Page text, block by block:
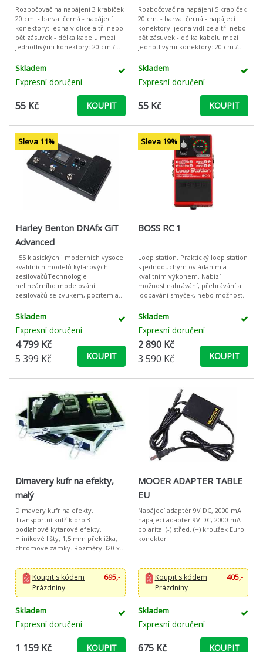
Rozbočovač na napájení 3 krabiček
20 cm. - barva: černá - napájecí
konektory: jedna vidlice a tři nebo
pět zásuvek - délka kabelu mezi
jednotlivými konektory: 20 cm /
Skladem
Expresní doručení
55 Kč KOUPIT
Rozbočovač na napájení 5 krabiček
20 cm. - barva: černá - napájecí
konektory: jedna vidlice a tři nebo
pět zásuvek - délka kabelu mezi
jednotlivými konektory: 20 cm /
Skladem
Expresní doručení
55 Kč KOUPIT
Sleva 11%
Harley Benton DNAfx GiT
Advanced
. 55 klasických i moderních vysoce
kvalitních modelů kytarových
zesilovačůTechnologie
nelineárního modelování
zesilovačů se zvukem, pocitem a
zesilovače26 klasických i
Skladem
Expresní doručení
4 799 Kč
5 399 Kč
KOUPIT
Sleva 19%
BOSS RC 1
Loop station. Praktický loop station
s jednoduchým ovládáním a
kvalitním výkonem. Nabízí
možnost nahrávání, přehrávání a
loopavání smyček, nebo možnost
zpět. Kromě toho disponuje 24
Skladem
Expresní doručení
2 890 Kč
3 590 Kč
KOUPIT
Dimavery kufr na efekty,
malý
Dimavery kufr na efekty.
Transportní kufřík pro 3
podlahové kytarové efekty.
Hliníkové lišty, 1,5 mm překližka,
chromové zámky. Rozměry 320 x
Material: MDF (Medium-density
fibreboard) Width:
Koupit s kódem
695,-
Prázdniny
Skladem
Expresní doručení
1 159 Kč KOUPIT
MOOER ADAPTER TABLE
EU
Napájecí adaptér 9V DC, 2000 mA.
napájecí adaptér 9V DC, 2000 mA
polarita: (-) střed, (+) kroužek Euro
konektor
Koupit s kódem
405,-
Prázdniny
Skladem
Expresní doručení
675 Kč KOUPIT